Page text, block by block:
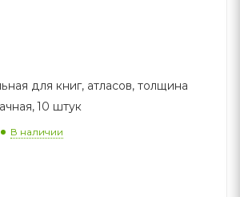
для книг, атласов, толщина
10 штук
В наличии